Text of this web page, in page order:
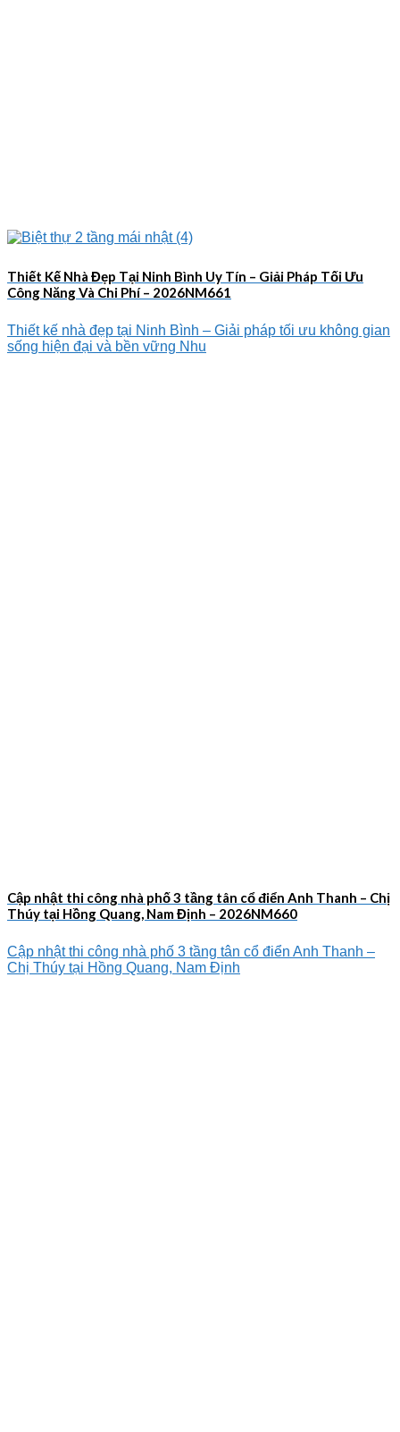
Thiết Kế Nhà Đẹp Tại Ninh Bình Uy Tín – Giải Pháp Tối Ưu
Công Năng Và Chi Phí – 2026NM661
Thiết kế nhà đẹp tại Ninh Bình – Giải pháp tối ưu không gian
sống hiện đại và bền vững Nhu
Cập nhật thi công nhà phố 3 tầng tân cổ điển Anh Thanh – Chị
Thúy tại Hồng Quang, Nam Định – 2026NM660
Cập nhật thi công nhà phố 3 tầng tân cổ điển Anh Thanh –
Chị Thúy tại Hồng Quang, Nam Định